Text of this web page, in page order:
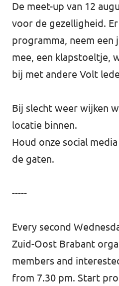
De meet-up van 12
voor de gezelligheid.
programma, neem een
mee, een klapstoeltje,
bij met andere Volt
Bij slecht weer wijken
locatie binnen.
Houd onze social
de gaten.
-----
Every second
Zuid-Oost Brabant
members and
from 7.30 pm. Start